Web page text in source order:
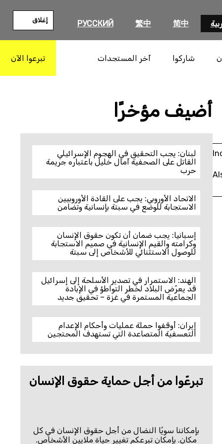
简中
繁中
РУССКИЙ إغلاق
شاركوا آخر المستجدات تبرعوا الآن
أضيف مؤخرًا
لبنان: يجب التحقيق في الهجوم الإسرائيلي
القاتل على الصحفية آمال خليل باعتباره جريمة
حرب
الاتحاد الأوروبي: يجب على القادة الأوروبيين
الاستجابة للوضع في سبتة بإنسانية وتضامن
إسبانيا: يجب ضمان أن تكون حقوق الإنسان
وكرامته والقيم الإنسانية في صميم الاستجابة
للوصول الاستثنائي للأشخاص إلى سبتة
الهند: الاستمرار في تصدير الأسلحة إلى إسرائيل
قد يعرّض البلاد لخطر التواطؤ في الإبادة
الجماعية المستمرة في غزة – تحقيق جديد
إيران: أوقفوا حملة عمليات وأحكام الإعدام
التعسفية المتصاعدة التي تستهدف المحتجين
تبرعّوا من أجل حماية حقوق الإنسان
بإمكاننا سويًا النضال من أجل حقوق الإنسان في كل
مكان. بإمكان تبرعكم تغيير حياة ملايين الأشخاص.